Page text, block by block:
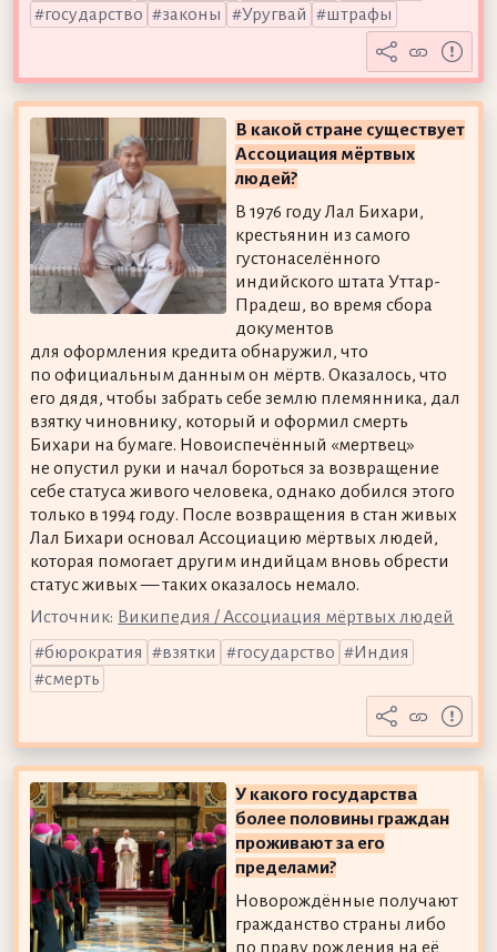
государство
законы Уругвай штрафы
В какой стране существует
Ассоциация мёртвых
людей?
В 1976 году Лал Бихари,
крестьянин из самого
густонаселённого
индийского штата Уттар-
Прадеш, во время сбора
документов
для оформления кредита обнаружил, что
по официальным данным он мёртв. Оказалось, что
его дядя, чтобы забрать себе землю племянника, дал
взятку чиновнику, который и оформил смерть
Бихари на бумаге. Новоиспечённый «мертвец»
не опустил руки и начал бороться за возвращение
себе статуса живого человека, однако добился этого
только в 1994 году. После возвращения в стан живых
Лал Бихари основал Ассоциацию мёртвых людей,
которая помогает другим индийцам вновь обрести
статус живых — таких оказалось немало.
Источник: Википедия / Ассоциация мёртвых людей
бюрократия
взятки государство
Индия
смерть
У какого государства
более половины граждан
проживают за его
пределами?
Новорождённые получают
гражданство страны либо
по праву рождения на её